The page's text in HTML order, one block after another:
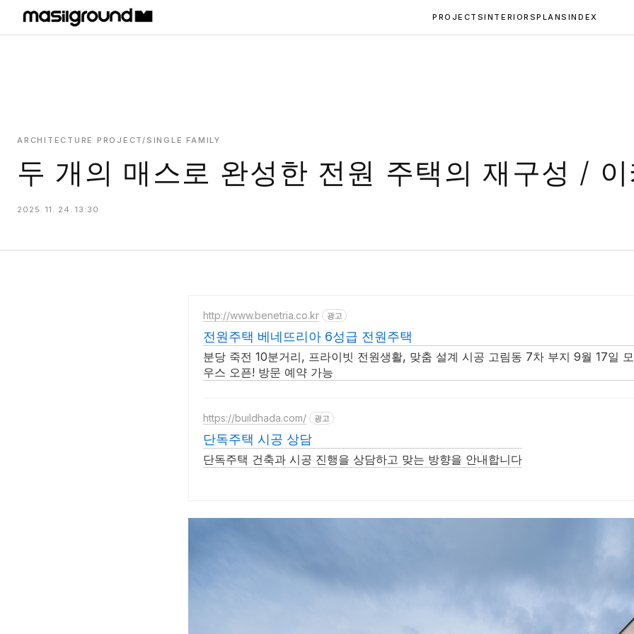
HOME
PLANS
INDEX
PROJECTSINTERIORSPLANS INDEX
ARCHITECTURE PROJECT/SINGLE FAMILY
두 개의 매스로 완성한 전원 주택의 재구성 /
2025. 11. 24. 13:30
http://www.benetria.co.kr 광고
전원주택 베네뜨리아 6성급 전원주택
분당 죽전 10분거리, 프라이빗 전원생활, 맞춤 설계 시공 고림동 7차 부지 9월 17일
우스 오픈! 방문 예약 가능
https://buildhada.com/ 광고
단독주택 시공 상담
단독주택 건축과 시공 진행을 상담하고 맞는 방향을 안내합니다